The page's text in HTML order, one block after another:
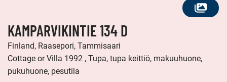
SEE
KAMPARVIKINTIE 134 D
Finland, Raasepori, Tammisaari
Cottage or Villa 1992 , Tupa, tupa keittiö, makuuhuone,
pukuhuone, pesutila